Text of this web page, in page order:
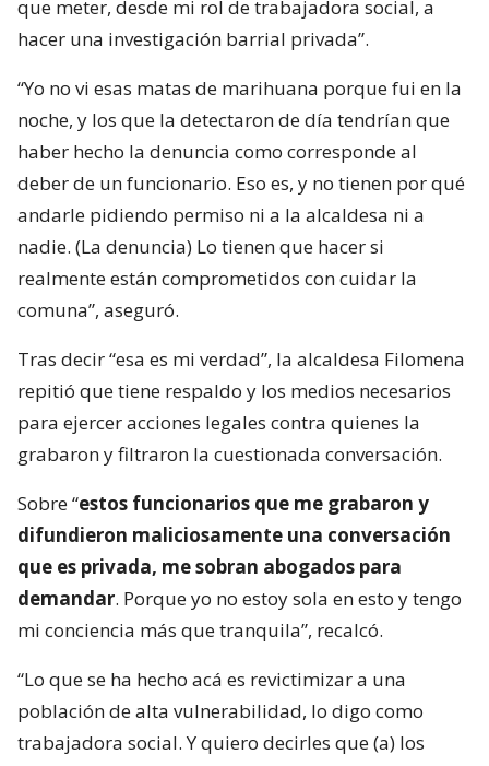
que meter, desde mi rol de trabajadora social, a
hacer una investigación barrial privada”.
“Yo no vi esas matas de marihuana porque fui en la
noche, y los que la detectaron de día tendrían que
haber hecho la denuncia como corresponde al
deber de un funcionario. Eso es, y no tienen por qué
andarle pidiendo permiso ni a la alcaldesa ni a
nadie. (La denuncia) Lo tienen que hacer si
realmente están comprometidos con cuidar la
comuna”, aseguró.
Tras decir “esa es mi verdad”, la alcaldesa Filomena
repitió que tiene respaldo y los medios necesarios
para ejercer acciones legales contra quienes la
grabaron y filtraron la cuestionada conversación.
Sobre “estos funcionarios que me grabaron y
difundieron maliciosamente una conversación
que es privada, me sobran abogados para
demandar. Porque yo no estoy sola en esto y tengo
mi conciencia más que tranquila”, recalcó.
“Lo que se ha hecho acá es revictimizar a una
población de alta vulnerabilidad, lo digo como
trabajadora social. Y quiero decirles que (a) los